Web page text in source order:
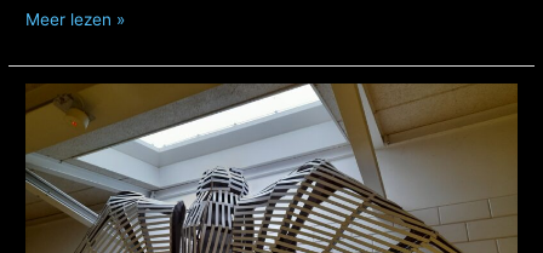
3D
met
leem
levend
materiaal
Meer lezen »